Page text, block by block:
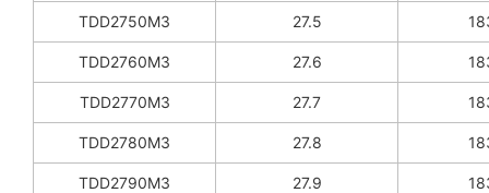
TDD2750M3 27.5
TDD2760M3 27.6
TDD2770M3 27.7
TDD2780M3 27.8
TDD2790M3 27.9